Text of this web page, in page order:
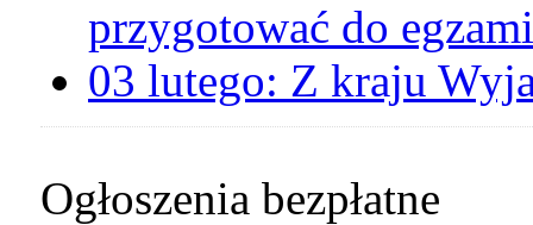
przygotować do
03 lutego: Z kraju
Ogłoszenia bezpłatne